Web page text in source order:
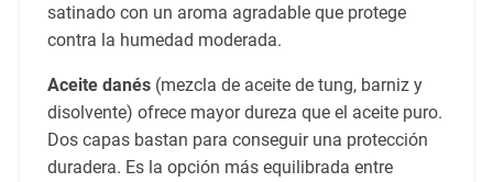
satinado con un aroma agradable que protege
contra la humedad moderada.
Aceite danés(mezcla de aceite de tung, barniz y
disolvente) ofrece mayor dureza que el aceite puro.
Dos capas bastan para conseguir una protección
duradera. Es la opción más equilibrada entre